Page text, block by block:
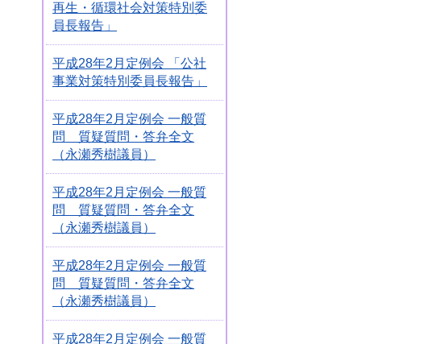
再生・循環社会対策特別委
員長報告」
平成28年2月定例会 「公社
事業対策特別委員長報告」
平成28年2月定例会 一般質
問 質疑質問・答弁全文
（永瀬秀樹議員）
平成28年2月定例会 一般質
問 質疑質問・答弁全文
（永瀬秀樹議員）
平成28年2月定例会 一般質
問 質疑質問・答弁全文
（永瀬秀樹議員）
平成28年2月定例会 一般質